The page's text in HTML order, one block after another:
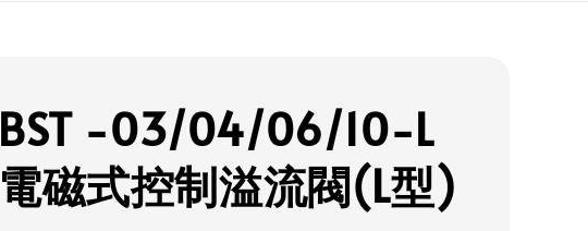
BST -03/04/06/10-L
電磁式控制溢流閥(L型)